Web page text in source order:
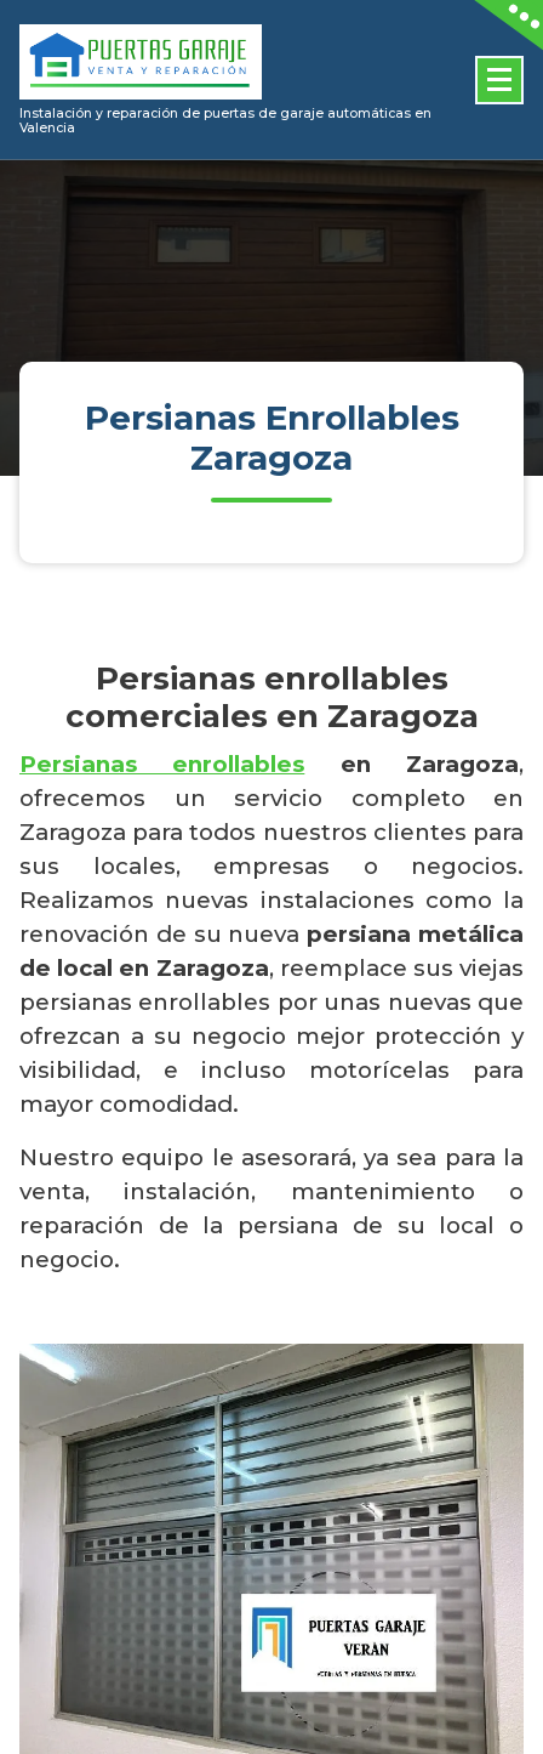
content
Instalación y reparación de puertas de garaje automáticas en
Valencia
Persianas Enrollables
Zaragoza
Persianas enrollables
comerciales en Zaragoza
Persianas enrollables en Zaragoza,
ofrecemos un servicio completo en
Zaragoza para todos nuestros clientes para
sus locales, empresas o negocios.
Realizamos nuevas instalaciones como la
renovación de su nueva persiana metálica
de local en Zaragoza, reemplace sus viejas
persianas enrollables por unas nuevas que
ofrezcan a su negocio mejor protección y
visibilidad, e incluso motorícelas para
mayor comodidad.
Nuestro equipo le asesorará, ya sea para la
venta, instalación, mantenimiento o
reparación de la persiana de su local o
negocio.